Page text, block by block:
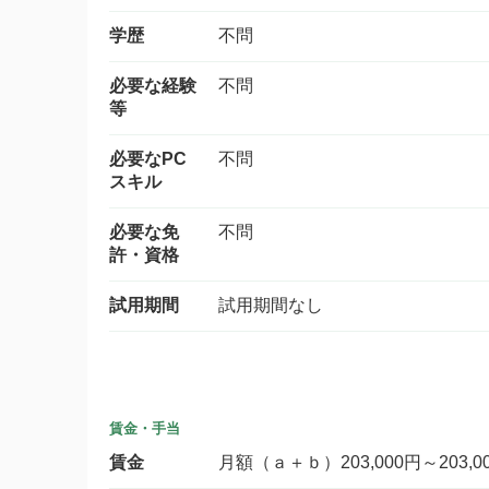
学歴 不問
必要な経験
等
不問
必要なPC
スキル
不問
必要な免
許・資格
不問
試用期間 試用期間なし
賃金・手当
賃金 月額（ａ＋ｂ）203,000円～